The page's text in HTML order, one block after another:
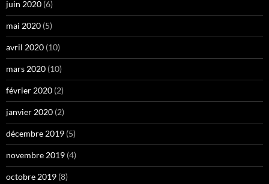
juin 2020 (6)
mai 2020 (5)
avril 2020 (10)
mars 2020 (10)
février 2020 (2)
janvier 2020 (2)
décembre 2019 (5)
novembre 2019 (4)
octobre 2019 (8)